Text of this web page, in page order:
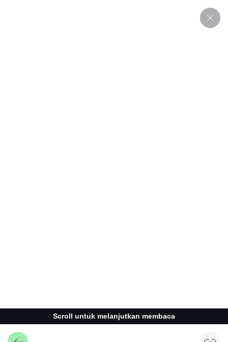
Scroll untuk melanjutkan membaca